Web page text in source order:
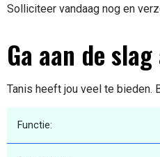
Solliciteer vandaag nog en
Ga aan de
Tanis heeft jou veel te bieden.
Functie: